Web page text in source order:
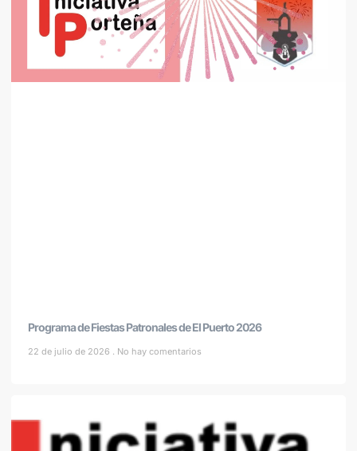
Programa de Fiestas Patronales de El Puerto 2026
22 de julio de 2026 No hay comentarios